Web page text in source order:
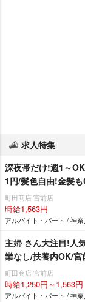
求人特集
深夜帯だけ!週1～
1円/髪色自由!金髪
町田商店 宮前店
時給1,563円
アルバイト・パート / 神
主婦 さん大注目!人
業なし/扶養内OK/宮
町田商店 宮前店
時給1,250円～1,563円
アルバイト・パート / 神